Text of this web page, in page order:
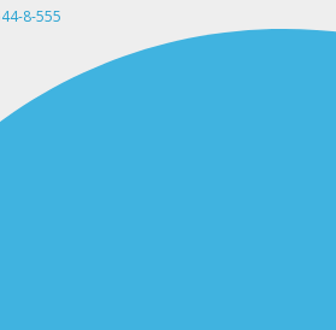
8-555